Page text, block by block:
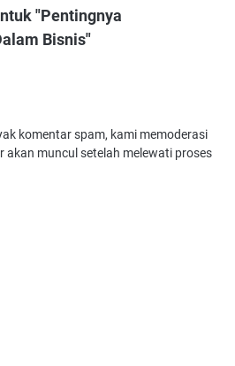
"Pentingnya
Bisnis"
komentar spam, kami memoderasi
akan muncul setelah melewati proses